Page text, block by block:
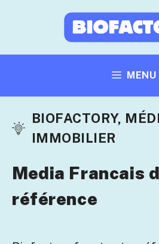
MENU
BIOFACTORY,
IMMOBILIER
Media Francais
référence